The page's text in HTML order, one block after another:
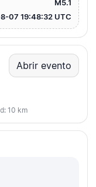
M5.1
07 19:48:32 UTC
Abrir evento
10 km